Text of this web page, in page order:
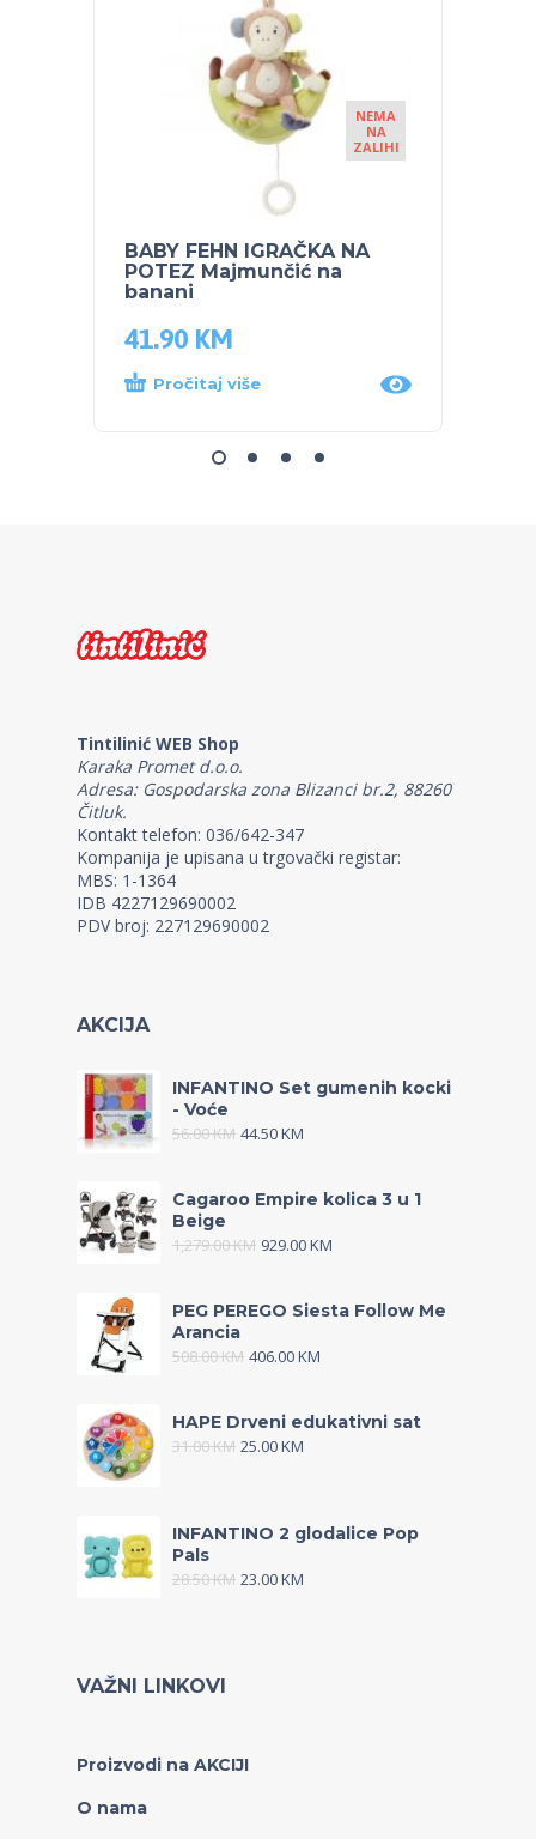
NEMA
NA
ZALIHI
BABY FEHN IGRAČKA NA
POTEZ Majmunčić na
banani
41.90 KM
Pročitaj više
Tintilinić WEB Shop
Karaka Promet d.o.o.
Adresa: Gospodarska zona Blizanci br.2, 88260
Čitluk.
Kontakt telefon: 036/642-347
Kompanija je upisana u trgovački registar:
MBS: 1-1364
IDB 4227129690002
PDV broj: 227129690002
AKCIJA
INFANTINO Set gumenih kocki
- Voće
56.00KM 44.50KM
Cagaroo Empire kolica 3 u 1
Beige
1,279.00KM 929.00KM
PEG PEREGO Siesta Follow Me
Arancia
508.00KM 406.00KM
HAPE Drveni edukativni sat
31.00KM 25.00KM
INFANTINO 2 glodalice Pop
Pals
28.50KM 23.00KM
VAŽNI LINKOVI
Proizvodi na AKCIJI
O nama